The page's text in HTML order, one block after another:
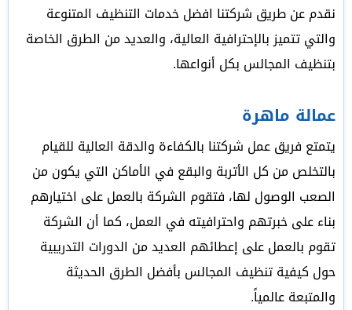
نقدم عن طريق شركتنا افضل خدمات التنظيف المتنوعة
والتي تتميز بالإحترافية العالية، والعديد من الطرق الخاصة
بتنظيف المجالس بكل أنواعها.
عمالة ماهرة
يتمتع فريق عمل شركتنا بالكفاءة والدقة العالية للقيام
بالتخلص من كل الأتربة والبقع في الأماكن التي يكون من
الصعب الوصول لها، فتقوم الشركة بالعمل على اختيارهم
بناء على خبرتهم واحترافيته في العمل، كما أن الشركة
تقوم بالعمل على إعطائهم العديد من الدورات التدريبية
حول كيفية تنظيف المجالس بأفضل الطرق الحديثة
والمتبعة عالمياً.